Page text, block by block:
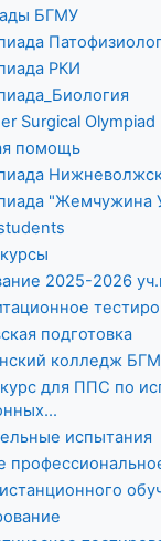
БГМУ
РКИ
Surgical Olympiad
помощь
"Жемчужина
2025-2026
подготовка
колледж
для ППС по
испытания